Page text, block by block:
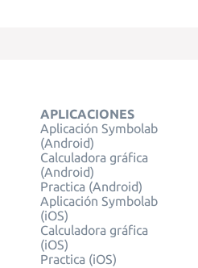
APLICACIONES
Aplicación Symbolab
(Android)
Calculadora gráfica
(Android)
Practica (Android)
Aplicación Symbolab
(iOS)
Calculadora gráfica
(iOS)
Practica (iOS)